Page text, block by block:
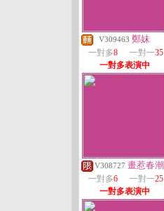
V309463 鄭妹
一對多8 一對一35
一對多表演中
V308727 畫惹春潮
一對多6 一對一25
一對多表演中